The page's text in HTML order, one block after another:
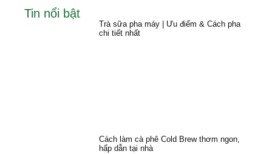
Tin nổi bật
Trà sữa pha máy | Ưu điểm & Cách pha
chi tiết nhất
Cách làm cà phê Cold Brew thơm ngon,
hấp dẫn tại nhà